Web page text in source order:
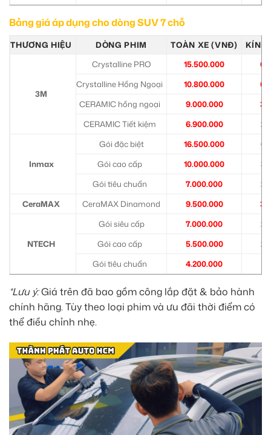
Bảng giá áp dụng cho dòng SUV 7 chỗ
THƯƠNG HIỆU DÒNG PHIM TOÀN XE (VNĐ) KÍNH
3M
Crystalline PRO 15.500.000
Crystalline Hồng Ngoại
10.800.000
CERAMIC hồng ngoại
9.000.000
CERAMIC Tiết kiệm
6.900.000
Inmax
Gói đặc biệt 16.500.000
Gói cao cấp
10.000.000
Gói tiêu chuẩn
7.000.000
CeraMAX
CeraMAX Dinamond 9.500.000
NTECH
Gói siêu cấp 7.000.000
Gói cao cấp
5.500.000
Gói tiêu chuẩn
4.200.000
*Lưu ý:Giá trên đã bao gồm công lắp đặt & bảo hành
chính hãng. Tùy theo loại phim và ưu đãi thời điểm có
thể điều chỉnh nhẹ.